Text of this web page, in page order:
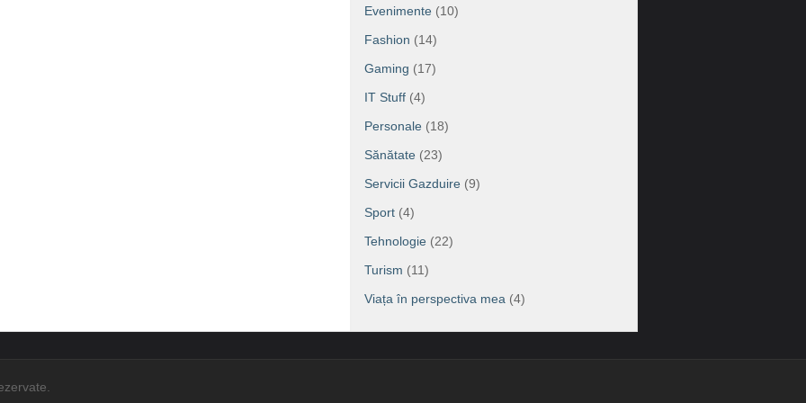
Evenimente (10)
Fashion (14)
Gaming (17)
IT Stuff (4)
Personale (18)
Sănătate (23)
Servicii Gazduire (9)
Sport (4)
Tehnologie (22)
Turism (11)
Viața în perspectiva mea (4)